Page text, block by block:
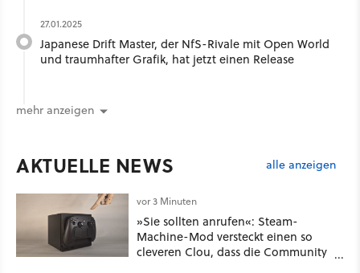
27.01.2025
Japanese Drift Master, der NfS-Rivale mit Open World
und traumhafter Grafik, hat jetzt einen Release
mehr anzeigen
AKTUELLE NEWS alle anzeigen
vor 3 Minuten
»Sie sollten anrufen«: Steam-
Machine-Mod versteckt einen so
cleveren Clou, dass die Community